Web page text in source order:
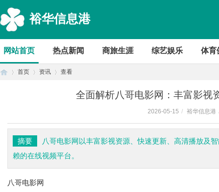
裕华信息港
网站首页 热点新闻 商旅生涯 综艺娱乐 体育
首页 资讯 查看
全面解析八哥电影网：丰富影视
2026-05-15 / 裕华信息港
摘要
八哥电影网以丰富影视资源、快速更新、高清播放及
赖的在线视频平台。
八哥电影网